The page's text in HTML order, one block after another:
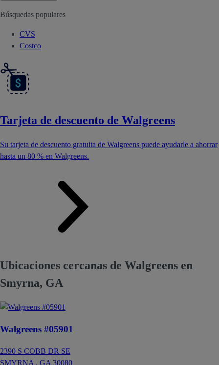
Búsquedas populares
CVS
Costco
Tarjeta de descuento de Walgreens
Su tarjeta de descuento gratuita de Walgreens puede ayudarle a ahorrar
hasta un 80 % en Walgreens.
Ubicaciones cercanas de Walgreens en
Smyrna, GA
Walgreens #05901
2390 S COBB DR SE
SMYRNA , GA 30080